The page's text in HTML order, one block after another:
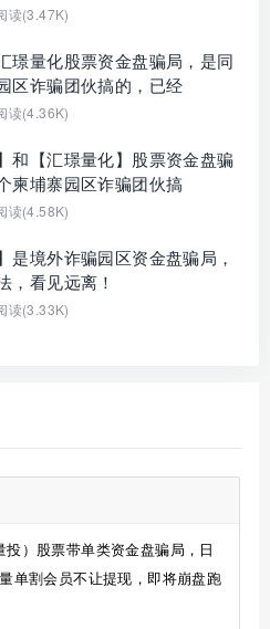
读(3.47K)
璟量化股票资金盘骗局，是同
区诈骗团伙搞的，已经
读(4.36K)
和【汇璟量化】股票资金盘骗
柬埔寨园区诈骗团伙搞
读(4.58K)
是境外诈骗园区资金盘骗局，
，看见远离！
读(3.33K)
）股票带单类资金盘骗局，日
单割会员不让提现，即将崩盘跑